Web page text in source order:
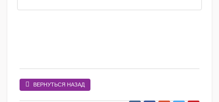
ВЕРНУТЬСЯ НАЗАД